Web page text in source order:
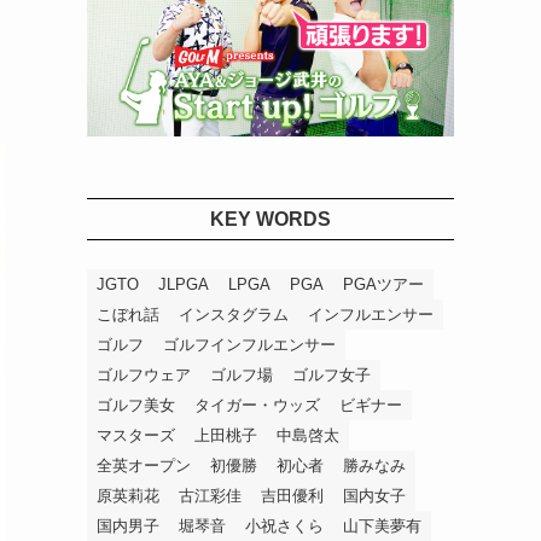
KEY WORDS
JGTO JLPGA LPGA PGA
PGAツアー
こぼれ話
インスタグラム
インフルエンサー
ゴルフ
ゴルフインフルエンサー
ゴルフウェア
ゴルフ場
ゴルフ女子
ゴルフ美女
タイガー・ウッズ
ビギナー
マスターズ
上田桃子
中島啓太
全英オープン
初優勝 初心者
勝みなみ
原英莉花
古江彩佳 吉田優利
国内女子
国内男子
堀琴音 小祝さくら 山下美夢有